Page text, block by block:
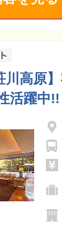
川高原
活躍中!!